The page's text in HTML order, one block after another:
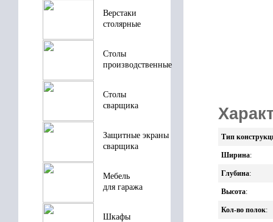
Верстаки
столярные
Столы
производственные
Столы
сварщика
Защитные экраны
сварщика
Мебель
для гаража
Шкафы
Тип
Ширина:
Глубина:
Высота:
Кол-во полок: